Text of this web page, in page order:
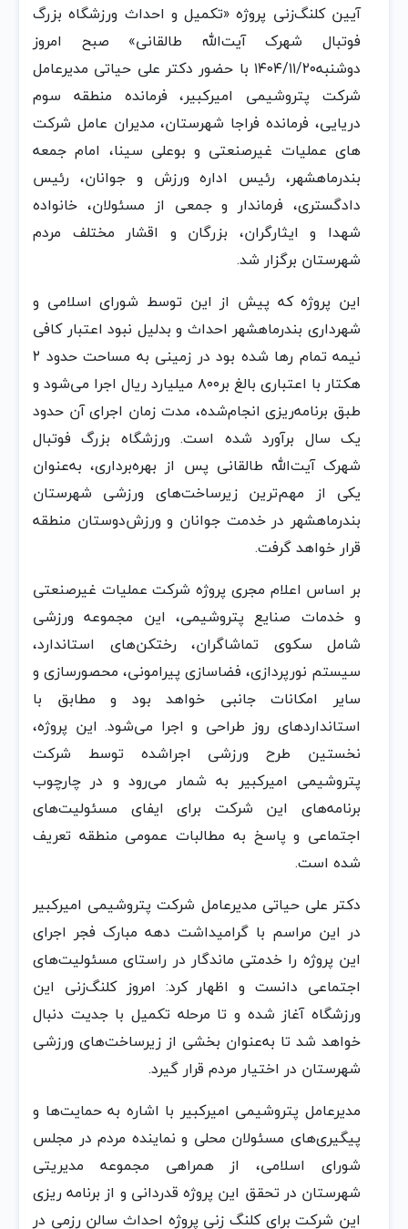
آیین کلنگ‌زنی پروژه «تکمیل و احداث ورزشگاه بزرگ
فوتبال شهرک آیت‌الله طالقانی» صبح امروز
دوشنبه۱۴۰۴/۱۱/۲۰ با حضور دکتر علی حیاتی مدیرعامل
شرکت پتروشیمی امیرکبیر، فرمانده منطقه سوم
دریایی، فرمانده فراجا شهرستان، مدیران عامل شرکت
های عملیات غیرصنعتی و بوعلی سینا، امام جمعه
بندرماهشهر، رئیس اداره ورزش و جوانان، رئیس
دادگستری، فرماندار و جمعی از مسئولان، خانواده
شهدا و ایثارگران، بزرگان و اقشار مختلف مردم
شهرستان برگزار شد.
این پروژه که پیش از این توسط شورای اسلامی و
شهرداری بندرماهشهر احداث و بدلیل نبود اعتبار کافی
نیمه تمام رها شده بود در زمینی به مساحت حدود ۲
هکتار با اعتباری بالغ بر۸۰۰ میلیارد ریال اجرا می‌شود و
طبق برنامه‌ریزی انجام‌شده، مدت زمان اجرای آن حدود
یک سال برآورد شده است. ورزشگاه بزرگ فوتبال
شهرک آیت‌الله طالقانی پس از بهره‌برداری، به‌عنوان
یکی از مهم‌ترین زیرساخت‌های ورزشی شهرستان
بندرماهشهر در خدمت جوانان و ورزش‌دوستان منطقه
قرار خواهد گرفت.
بر اساس اعلام مجری پروژه شرکت عملیات غیرصنعتی
و خدمات صنایع پتروشیمی، این مجموعه ورزشی
شامل سکوی تماشاگران، رختکن‌های استاندارد،
سیستم نورپردازی، فضاسازی پیرامونی، محصورسازی و
سایر امکانات جانبی خواهد بود و مطابق با
استانداردهای روز طراحی و اجرا می‌شود. این پروژه،
نخستین طرح ورزشی اجراشده توسط شرکت
پتروشیمی امیرکبیر به شمار می‌رود و در چارچوب
برنامه‌های این شرکت برای ایفای مسئولیت‌های
اجتماعی و پاسخ به مطالبات عمومی منطقه تعریف
شده است.
دکتر علی حیاتی مدیرعامل شرکت پتروشیمی امیرکبیر
در این مراسم با گرامیداشت دهه مبارک فجر اجرای
این پروژه را خدمتی ماندگار در راستای مسئولیت‌های
اجتماعی دانست و اظهار کرد: امروز کلنگ‌زنی این
ورزشگاه آغاز شده و تا مرحله تکمیل با جدیت دنبال
خواهد شد تا به‌عنوان بخشی از زیرساخت‌های ورزشی
شهرستان در اختیار مردم قرار گیرد.
مدیرعامل پتروشیمی امیرکبیر با اشاره به حمایت‌ها و
پیگیری‌های مسئولان محلی و نماینده مردم در مجلس
شورای اسلامی، از همراهی مجموعه مدیریتی
شهرستان در تحقق این پروژه قدردانی و از برنامه ریزی
این شرکت برای کلنگ زنی پروژه احداث سالن رزمی در